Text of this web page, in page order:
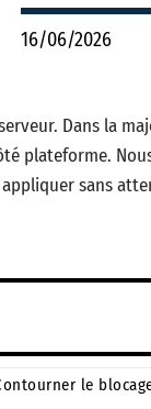
16/06/2026
Dans la
plateforme.
sans
le